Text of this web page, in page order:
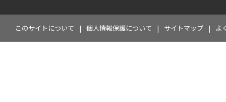
このサイトについて 個人情報保護について サイトマップ よ